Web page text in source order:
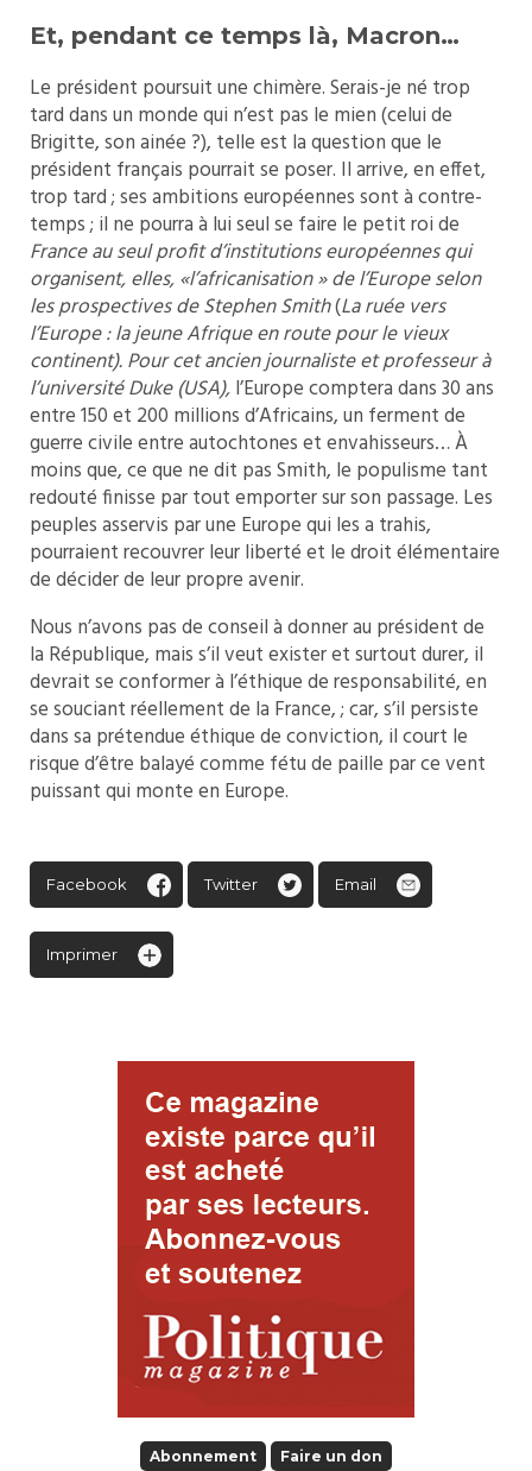
Et, pendant ce temps là, Macron…
Le président poursuit une chimère. Serais-je né trop
tard dans un monde qui n’est pas le mien (celui de
Brigitte, son ainée ?), telle est la question que le
président français pourrait se poser. Il arrive, en effet,
trop tard ; ses ambitions européennes sont à contre-
temps ; il ne pourra à lui seul se faire le petit roi de
France au seul profit d’institutions européennes qui
organisent, elles, «l’africanisation » de l’Europe selon
les prospectives deStephen Smith(La ruée vers
l’Europe : la jeune Afrique en route pour le vieux
continent).Pour cet ancien journaliste et professeur à
l’université Duke (USA),l’Europe comptera dans 30 ans
entre 150 et 200 millions d’Africains, un ferment de
guerre civile entre autochtones et envahisseurs… À
moins que, ce que ne dit pas Smith, le populisme tant
redouté finisse par tout emporter sur son passage. Les
peuples asservis par une Europe qui les a trahis,
pourraient recouvrer leur liberté et le droit élémentaire
de décider de leur propre avenir.
Nous n’avons pas de conseil à donner au président de
la République, mais s’il veut exister et surtout durer, il
devrait se conformer à l’éthique de responsabilité, en
se souciant réellement de la France, ; car, s’il persiste
dans sa prétendue éthique de conviction, il court le
risque d’être balayé comme fétu de paille par ce vent
puissant qui monte en Europe.
Facebook Twitter Email
Imprimer
Abonnement Faire un don